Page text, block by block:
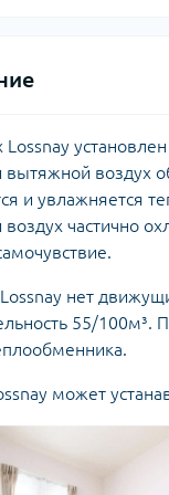
Lossnay
вытяжной воздух
и увлажняется
частично
нет
55/100м³.
может